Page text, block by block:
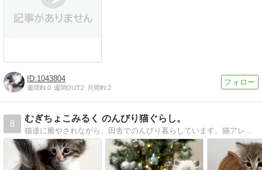
1043804
週間IN:0 週間OUT:2 月間IN:2
8
むぎちょこみるく のんびり猫ぐらし。
猫達に癒やされながら、田舎でのんびり暮らしています。猫アレルギーの方も、猫と暮らせたらと、猫アレルギーの出にくい猫サイベリアンのブリードを、小規模ながらスタートいたしました！みんなで のんびり ねこ暮らし 始めましょう